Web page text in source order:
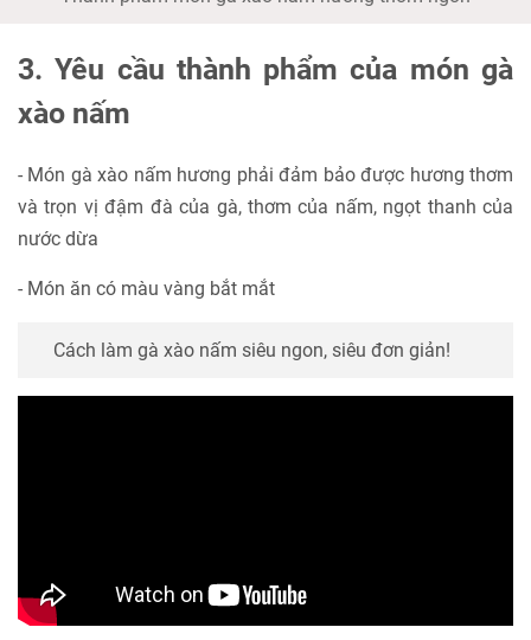
3. Yêu cầu thành phẩm của món gà
xào nấm
- Món gà xào nấm hương phải đảm bảo được hương thơm
và trọn vị đậm đà của gà, thơm của nấm, ngọt thanh của
nước dừa
- Món ăn có màu vàng bắt mắt
Cách làm gà xào nấm siêu ngon, siêu đơn giản!